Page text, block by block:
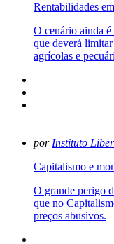
Rentabilidades
O cenário ainda
que deverá
agrícolas e
por Instituto
Capitalismo e
O grande perigo
que no
preços abusivos.